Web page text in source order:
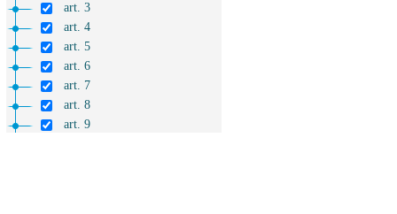
art. 3
art. 4
art. 5
art. 6
art. 7
art. 8
art. 9